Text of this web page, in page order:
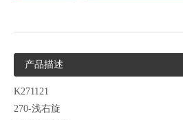
产品描述
K271121
270-浅右旋